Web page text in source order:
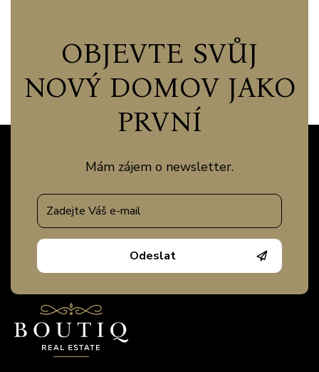
OBJEVTE SVŮJ
NOVÝ DOMOV JAKO
PRVNÍ
Mám zájem o newsletter.
Odeslat